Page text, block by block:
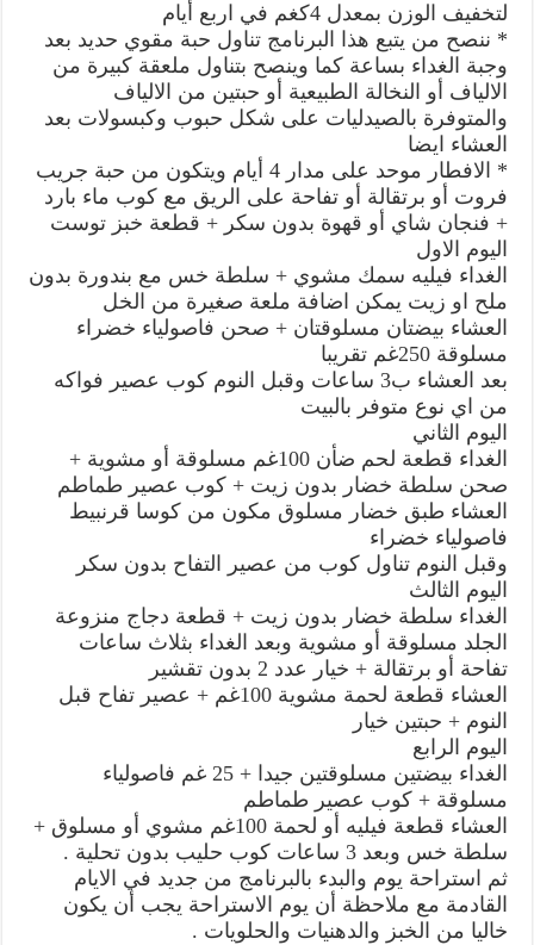
لتخفيف الوزن بمعدل 4كغم في اربع أيام
* ننصح من يتبع هذا البرنامج تناول حبة مقوي حديد بعد
وجبة الغداء بساعة كما وينصح بتناول ملعقة كبيرة من
الالياف أو النخالة الطبيعية أو حبتين من الالياف
والمتوفرة بالصيدليات على شكل حبوب وكبسولات بعد
العشاء ايضا
* الافطار موحد على مدار 4 أيام ويتكون من حبة جريب
فروت أو برتقالة أو تفاحة على الريق مع كوب ماء بارد
+ فنجان شاي أو قهوة بدون سكر + قطعة خبز توست
اليوم الاول
الغداء فيليه سمك مشوي + سلطة خس مع بندورة بدون
ملح او زيت يمكن اضافة ملعة صغيرة من الخل
العشاء بيضتان مسلوقتان + صحن فاصولياء خضراء
مسلوقة 250غم تقريبا
بعد العشاء ب3 ساعات وقبل النوم كوب عصير فواكه
من اي نوع متوفر بالبيت
اليوم الثاني
الغداء قطعة لحم ضأن 100غم مسلوقة أو مشوية +
صحن سلطة خضار بدون زيت + كوب عصير طماطم
العشاء طبق خضار مسلوق مكون من كوسا قرنبيط
فاصولياء خضراء
وقبل النوم تناول كوب من عصير التفاح بدون سكر
اليوم الثالث
الغداء سلطة خضار بدون زيت + قطعة دجاج منزوعة
الجلد مسلوقة أو مشوية وبعد الغداء بثلاث ساعات
تفاحة أو برتقالة + خيار عدد 2 بدون تقشير
العشاء قطعة لحمة مشوية 100غم + عصير تفاح قبل
النوم + حبتين خيار
اليوم الرابع
الغداء بيضتين مسلوقتين جيدا + 25 غم فاصولياء
مسلوقة + كوب عصير طماطم
العشاء قطعة فيليه أو لحمة 100غم مشوي أو مسلوق +
سلطة خس وبعد 3 ساعات كوب حليب بدون تحلية .
ثم استراحة يوم والبدء بالبرنامج من جديد في الايام
القادمة مع ملاحظة أن يوم الاستراحة يجب أن يكون
خاليا من الخبز والدهنيات والحلويات .